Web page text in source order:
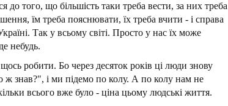
до того, що більшість таки треба вести, за них треба
їм треба пояснювати, їх треба вчити - і справа
Так у всьому світі. Просто у нас їх може
небудь.
робити. Бо через десяток років ці люди знову
ж знав?", і ми підемо по колу. А по колу нам не
всього вже було - ціна цьому людські життя.